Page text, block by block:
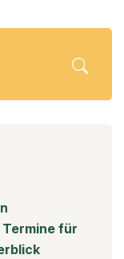
für